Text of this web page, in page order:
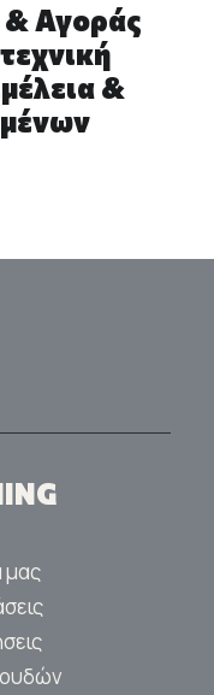
Αγοράς
&
μας